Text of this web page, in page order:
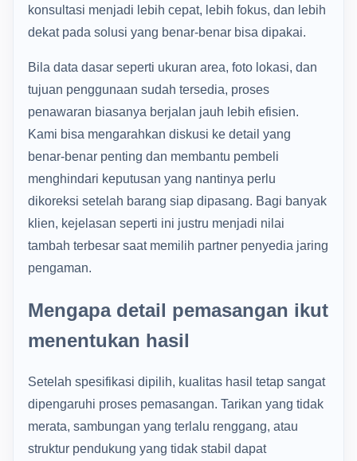
konsultasi menjadi lebih cepat, lebih fokus, dan lebih
dekat pada solusi yang benar-benar bisa dipakai.
Bila data dasar seperti ukuran area, foto lokasi, dan
tujuan penggunaan sudah tersedia, proses
penawaran biasanya berjalan jauh lebih efisien.
Kami bisa mengarahkan diskusi ke detail yang
benar-benar penting dan membantu pembeli
menghindari keputusan yang nantinya perlu
dikoreksi setelah barang siap dipasang. Bagi banyak
klien, kejelasan seperti ini justru menjadi nilai
tambah terbesar saat memilih partner penyedia jaring
pengaman.
Mengapa detail pemasangan ikut
menentukan hasil
Setelah spesifikasi dipilih, kualitas hasil tetap sangat
dipengaruhi proses pemasangan. Tarikan yang tidak
merata, sambungan yang terlalu renggang, atau
struktur pendukung yang tidak stabil dapat